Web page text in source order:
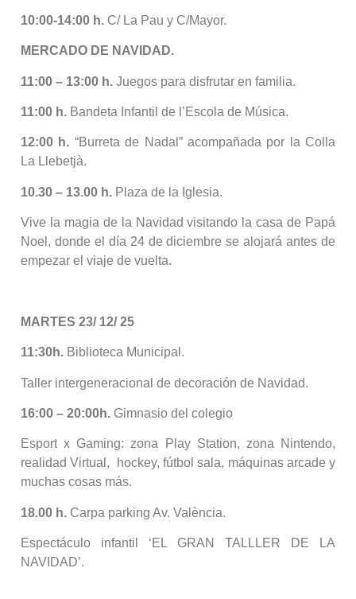
10:00-14:00 h. C/ La Pau y C/Mayor.
MERCADO DE NAVIDAD.
11:00 – 13:00 h. Juegos para disfrutar en familia.
11:00 h. Bandeta Infantil de l’Escola de Música.
12:00 h. “Burreta de Nadal” acompañada por la Colla
La Llebetjà.
10.30 – 13.00 h. Plaza de la Iglesia.
Vive la magia de la Navidad visitando la casa de Papá
Noel, donde el día 24 de diciembre se alojará antes de
empezar el viaje de vuelta.
MARTES 23/ 12/ 25
11:30h. Biblioteca Municipal.
Taller intergeneracional de decoración de Navidad.
16:00 – 20:00h. Gimnasio del colegio
Esport x Gaming: zona Play Station, zona Nintendo,
realidad Virtual, hockey, fútbol sala, máquinas arcade y
muchas cosas más.
18.00 h. Carpa parking Av. València.
Espectáculo infantil ‘EL GRAN TALLLER DE LA
NAVIDAD’.